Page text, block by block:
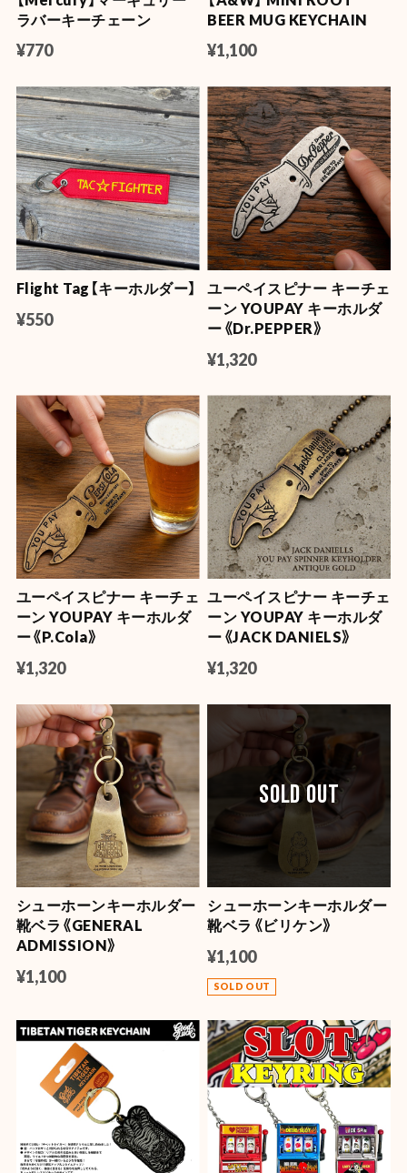
ラバーキーチェーン
¥770
BEER MUG KEYCHAIN
¥1,100
Flight Tag【キーホルダー】
¥550
ユーペイスピナー キーチェ
ーン YOUPAY キーホルダ
ー《Dr.PEPPER》
¥1,320
ユーペイスピナー キーチェ
ーン YOUPAY キーホルダ
ー《P.Cola》
¥1,320
ユーペイスピナー キーチェ
ーン YOUPAY キーホルダ
ー《JACK DANIELS》
¥1,320
シューホーンキーホルダー
靴ベラ《GENERAL
ADMISSION》
¥1,100
SOLD OUT
シューホーンキーホルダー
靴ベラ《ビリケン》
¥1,100
SOLD OUT